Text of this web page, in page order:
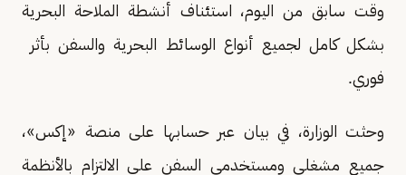
وقت سابق من اليوم، استئناف أنشطة الملاحة البحرية
بشكل كامل لجميع أنواع ​الوسائط البحرية والسفن بأثر ​
فوري.
وحثت الوزارة، في بيان عبر حسابها على منصة «إكس»،
جميع مشغلي ومستخدمي ​السفن على الالتزام بالأنظمة